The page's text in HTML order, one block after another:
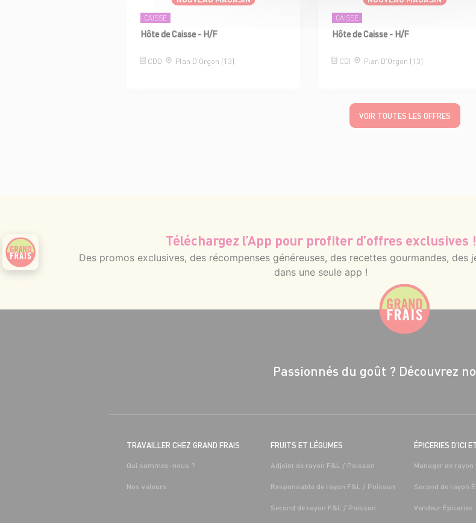
CAISSE
Hôte de Caisse - H/F
CDD Plan D'Orgon (13)
CAISSE
Hôte de Caisse - H/F
CDI Plan D'Orgon (13)
VOIR TOUTES LES OFFRES
Téléchargez l’App pour profiter d’offres exclusives !
Des promos exclusives, des récompenses généreuses, des recettes gourmandes, des
dans une seule app !
Passionnés du goût ? Découvrez
TRAVAILLER CHEZ GRAND FRAIS
Qui sommes-nous ?
Nos valeurs
FRUITS ET LÉGUMES
Adjoint de rayon F&L / Poisson
Responsable de rayon F&L / Poisson
Second de rayon F&L / Poisson
ÉPICERIES D’ICI
Manager de rayon
Second de rayon
Vendeur Épiceries